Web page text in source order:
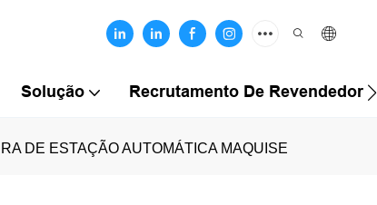
Solução Recrutamento De
DE ESTAÇÃO AUTOMÁTICA MAQUISE